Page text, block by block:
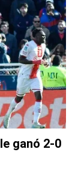
ganó 2-0